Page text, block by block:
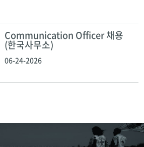
Communication Officer 채용
(한국사무소)
06-24-2026